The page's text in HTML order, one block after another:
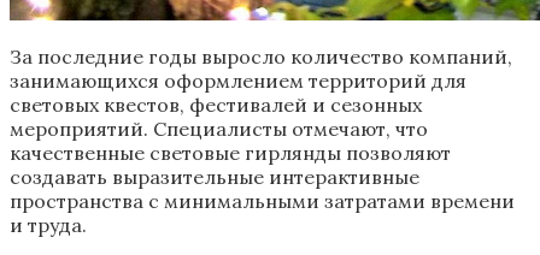
За последние годы выросло количество компаний,
занимающихся оформлением территорий для
световых квестов, фестивалей и сезонных
мероприятий. Специалисты отмечают, что
качественные световые гирлянды позволяют
создавать выразительные интерактивные
пространства с минимальными затратами времени
и труда.